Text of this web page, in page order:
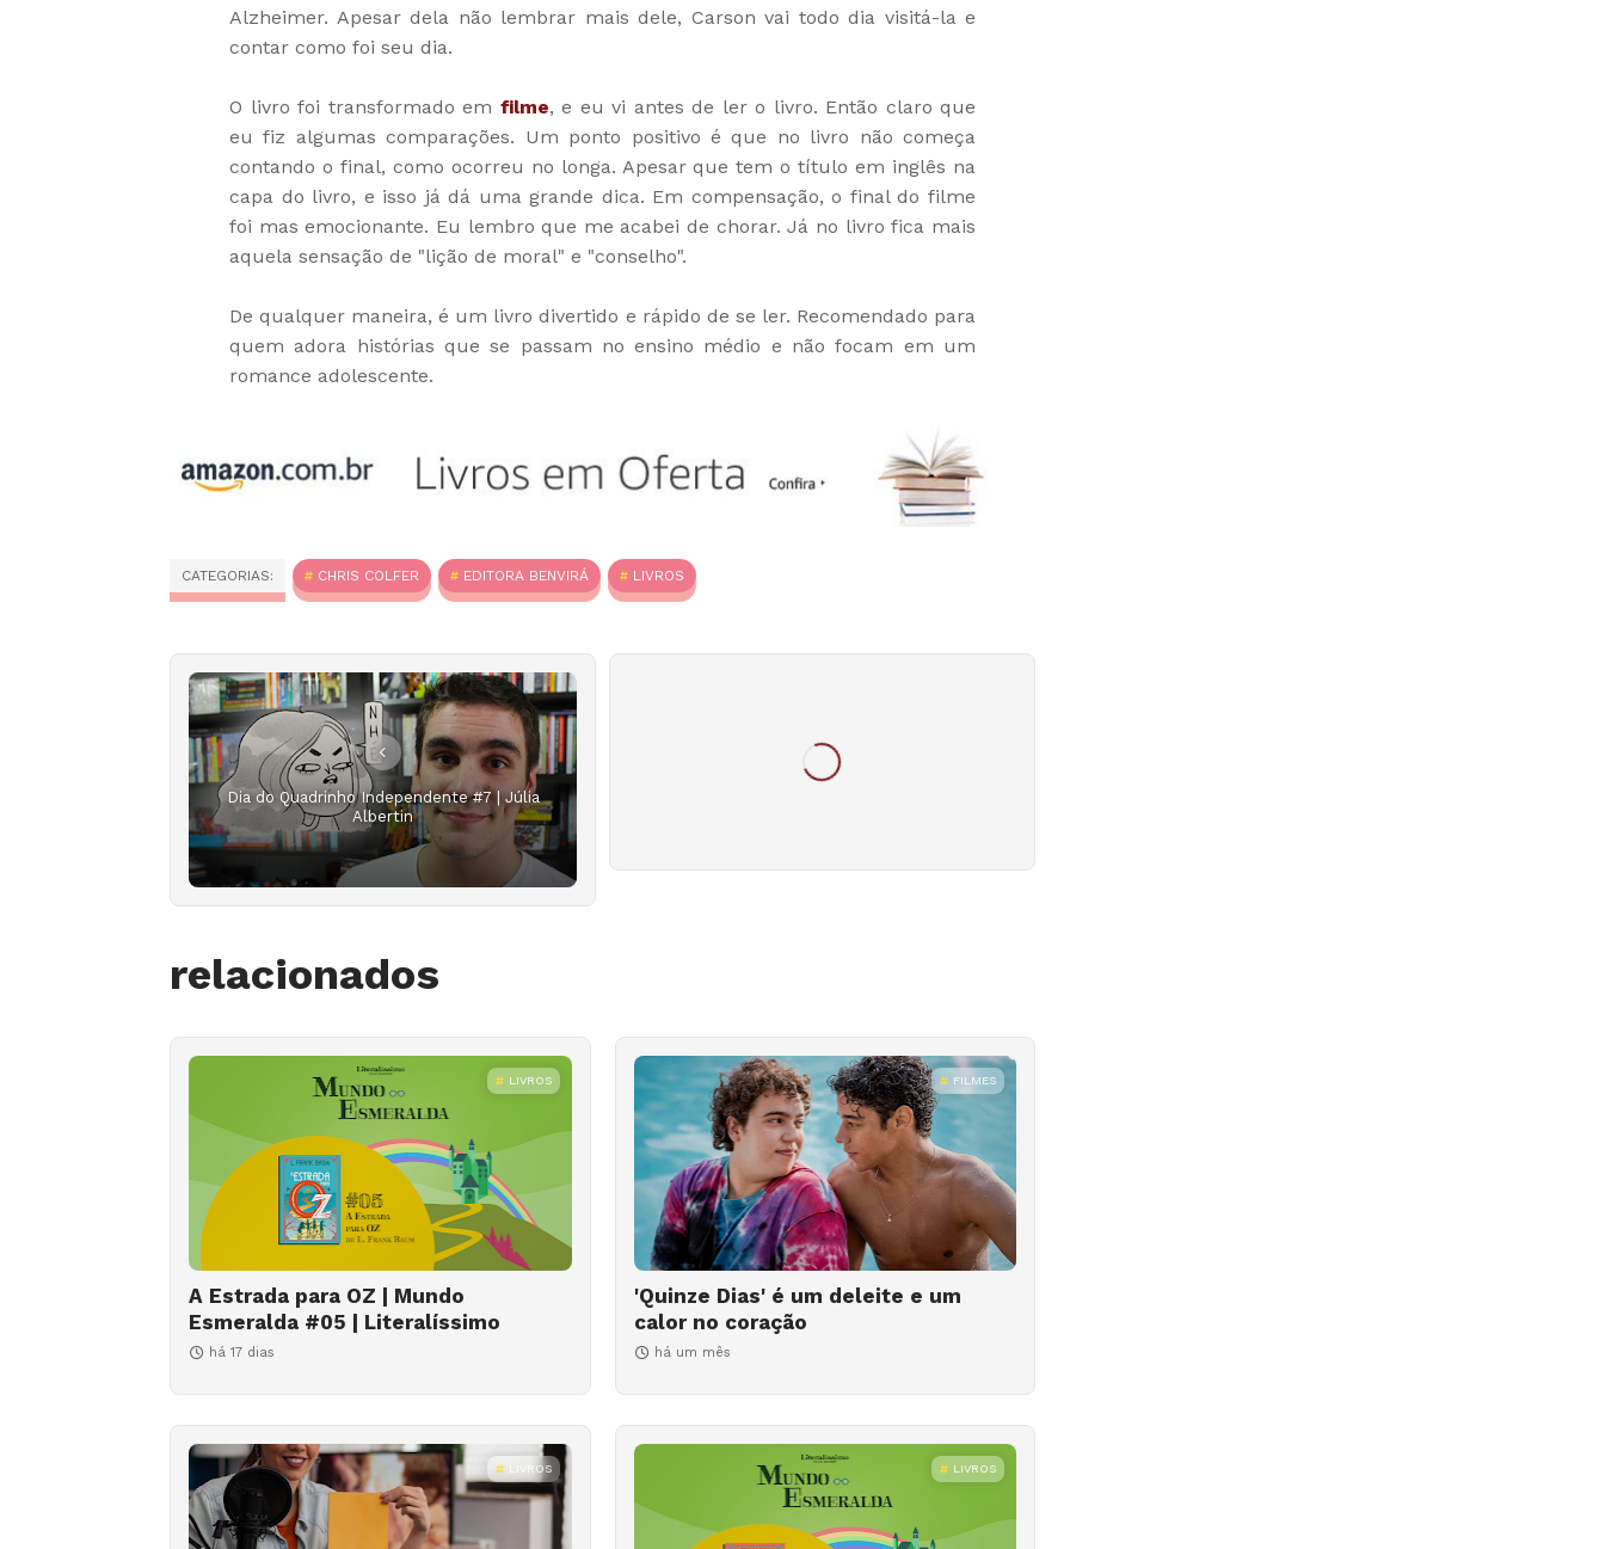
Alzheimer. Apesar dela não lembrar mais dele, Carson vai todo dia visitá-la e
contar como foi seu dia.
O livro foi transformado em filme, e eu vi antes de ler o livro. Então claro que
eu fiz algumas comparações. Um ponto positivo é que no livro não começa
contando o final, como ocorreu no longa. Apesar que tem o título em inglês na
capa do livro, e isso já dá uma grande dica. Em compensação, o final do filme
foi mas emocionante. Eu lembro que me acabei de chorar. Já no livro fica mais
aquela sensação de "lição de moral" e "conselho".
De qualquer maneira, é um livro divertido e rápido de se ler. Recomendado para
quem adora histórias que se passam no ensino médio e não focam em um
romance adolescente.
CATEGORIAS: CHRIS COLFER EDITORA BENVIRÁ LIVROS
Dia do Quadrinho Independente #7 | Júlia
Albertin
relacionados
LIVROS
A Estrada para OZ | Mundo
Esmeralda #05 | Literalíssimo
há 17 dias
FILMES
'Quinze Dias' é um deleite e um
calor no coração
há um mês
LIVROS LIVROS